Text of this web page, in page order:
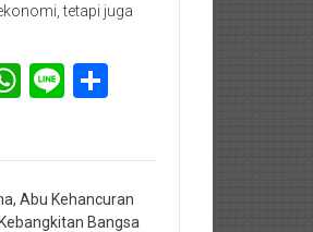
tetapi juga
WhatsApp
Line
Abu Kehancuran
Bangsa